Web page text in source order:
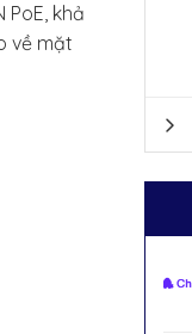
khả
về mặt